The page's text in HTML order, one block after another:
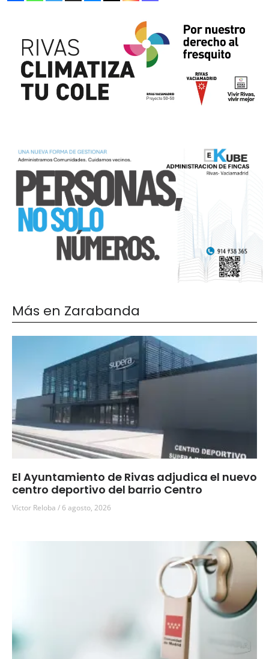
Más en Zarabanda
El Ayuntamiento de Rivas adjudica el nuevo
centro deportivo del barrio Centro
Víctor Reloba 6 agosto, 2026